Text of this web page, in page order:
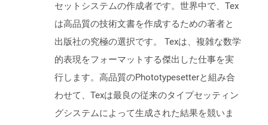
セットシステムの作成者です。世界中で、Tex
は高品質の技術文書を作成するための著者と
出版社の究極の選択です。 Texは、複雑な数学
的表現をフォーマットする傑出した仕事を実
行します。高品質のPhototypesetterと組み合
わせて、Texは最良の従来のタイプセッティン
グシステムによって生成された結果を競いま